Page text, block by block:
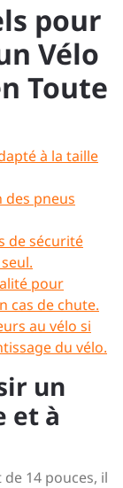
pour
Vélo
Toute
à la taille
pneus
de sécurité
pour
cas de chute.
au vélo si
du vélo.
un
et à
14 pouces, il